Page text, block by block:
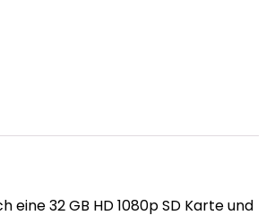
32 GB HD 1080p SD Karte und